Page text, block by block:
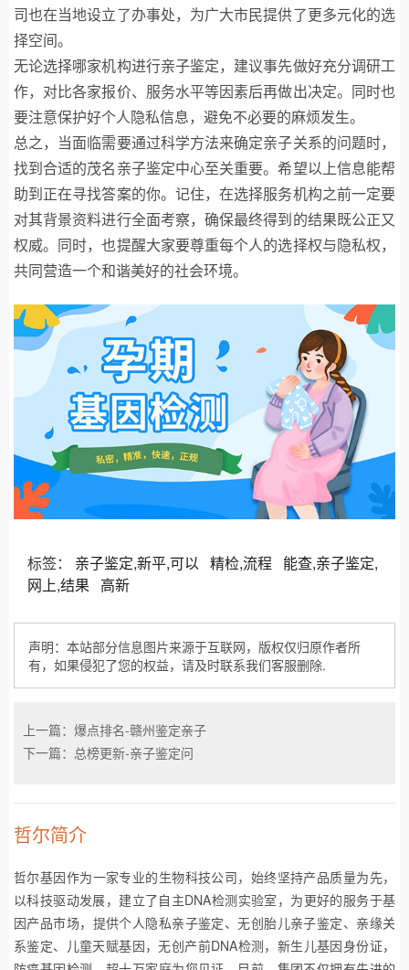
司也在当地设立了办事处，为广大市民提供了更多元化的选
择空间。
无论选择哪家机构进行亲子鉴定，建议事先做好充分调研工
作，对比各家报价、服务水平等因素后再做出决定。同时也
要注意保护好个人隐私信息，避免不必要的麻烦发生。
总之，当面临需要通过科学方法来确定亲子关系的问题时，
找到合适的茂名亲子鉴定中心至关重要。希望以上信息能帮
助到正在寻找答案的你。记住，在选择服务机构之前一定要
对其背景资料进行全面考察，确保最终得到的结果既公正又
权威。同时，也提醒大家要尊重每个人的选择权与隐私权，
共同营造一个和谐美好的社会环境。
标签： 亲子鉴定,新平,可以 精检,流程
能查,亲子鉴定,
网上,结果
高新
声明：本站部分信息图片来源于互联网，版权仅归原作者所
有，如果侵犯了您的权益，请及时联系我们客服删除.
上一篇：爆点排名-赣州鉴定亲子
下一篇：总榜更新-亲子鉴定问
哲尔简介
哲尔基因作为一家专业的生物科技公司，始终坚持产品质量为先，
以科技驱动发展，建立了自主DNA检测实验室，为更好的服务于基
因产品市场，提供个人隐私亲子鉴定、无创胎儿亲子鉴定、亲缘关
系鉴定、儿童天赋基因，无创产前DNA检测，新生儿基因身份证，